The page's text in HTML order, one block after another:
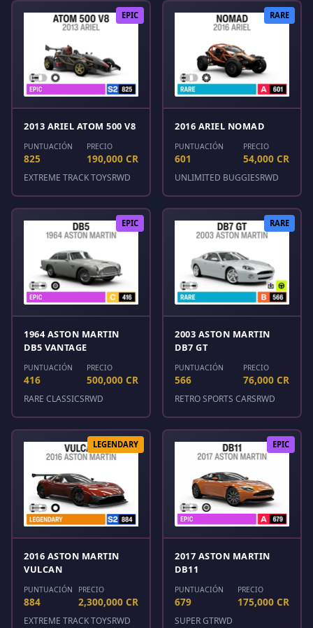
EPIC
2013 ARIEL ATOM 500 V8
PUNTUACIÓN
825
PRECIO
190,000 CR
EXTREME TRACK TOYSRWD
RARE
2016 ARIEL NOMAD
PUNTUACIÓN
601
PRECIO
54,000 CR
UNLIMITED BUGGIESRWD
EPIC
1964 ASTON MARTIN
DB5 VANTAGE
PUNTUACIÓN
416
PRECIO
500,000 CR
RARE CLASSICSRWD
RARE
2003 ASTON MARTIN
DB7 GT
PUNTUACIÓN
566
PRECIO
76,000 CR
RETRO SPORTS CARSRWD
LEGENDARY
2016 ASTON MARTIN
VULCAN
PUNTUACIÓN
884
PRECIO
2,300,000 CR
EXTREME TRACK TOYSRWD
EPIC
2017 ASTON MARTIN
DB11
PUNTUACIÓN
679
PRECIO
175,000 CR
SUPER GTRWD